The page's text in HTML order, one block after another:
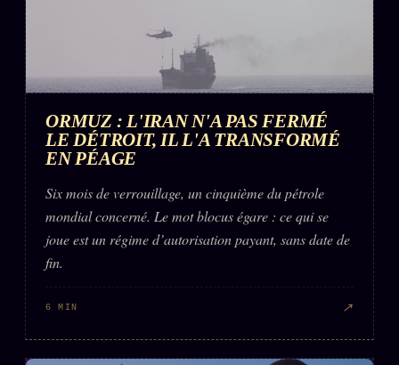
ORMUZ : L'IRAN N'A PAS FERMÉ
LE DÉTROIT, IL L'A TRANSFORMÉ
EN PÉAGE
Six mois de verrouillage, un cinquième du pétrole
mondial concerné. Le mot blocus égare : ce qui se
joue est un régime d’autorisation payant, sans date de
fin.
6 MIN ↗